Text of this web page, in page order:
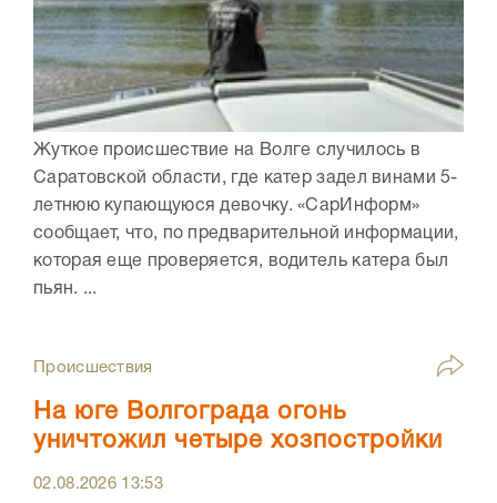
Жуткое происшествие на Волге случилось в
Саратовской области, где катер задел винами 5-
летнюю купающуюся девочку. «СарИнформ»
сообщает, что, по предварительной информации,
которая еще проверяется, водитель катера был
пьян. ...
Происшествия
На юге Волгограда огонь
уничтожил четыре хозпостройки
02.08.2026 13:53